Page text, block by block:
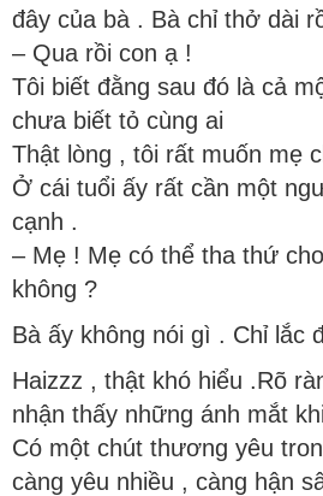
đây của bà . Bà chỉ thở dài
– Qua rồi con ạ !
Tôi biết đằng sau đó là cả
chưa biết tỏ cùng ai
Thật lòng , tôi rất muốn mẹ
Ở cái tuổi ấy rất cần một
cạnh .
– Mẹ ! Mẹ có thể tha thứ
không ?
Bà ấy không nói gì . Chỉ lắc
Haizzz , thật khó hiểu .Rõ
nhận thấy những ánh mắt
Có một chút thương yêu
càng yêu nhiều , càng hận